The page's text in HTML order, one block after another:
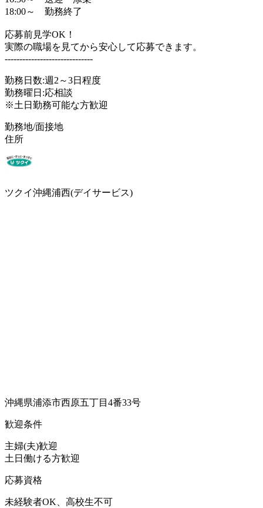
18:00～ 勤務終了
応募前見学OK！
実際の職場を見てから安心して応募できます。
------------------------------
勤務日数:週2～3日程度
勤務曜日:応相談
※土日勤務可能な方歓迎
勤務地/面接地
住所
ツクイ沖縄浦西(デイサービス)
沖縄県浦添市西原五丁目4番33号
歓迎条件
主婦(夫)歓迎
土日働ける方歓迎
応募資格
未経験者OK、高校生不可